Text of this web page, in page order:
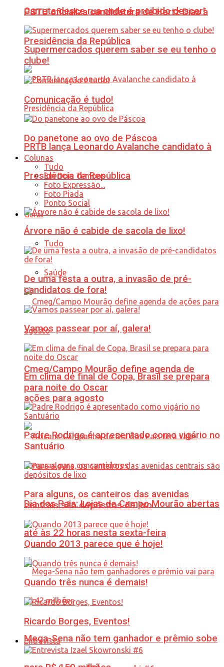
PSTU oficializa candidatura de Hertz Dias à
Presidência da República
PRTB lança Leonardo Avalanche candidato à
Presidência da República
Geral
Tudo
Saúde
Cmeg/Campo Mourão define agenda de
ações para agosto
Dia dos Pais: Lojas de Campo Mourão abertas
até às 22 horas nesta sexta-feira
Mega-Sena não tem ganhador e prêmio sobe
Carreta desce rua onde é proibido descer!
Supermercados querem saber se eu tenho o
clube!
Comunicação é tudo!
Do panetone ao ovo de Páscoa
Colunas
Tudo
Em Dois Tempos
Foto Expressão...
Foto Piada
Ponto Social
Árvore não é cabide de sacola de lixo!
De uma festa a outra, a invasão de pré-
candidatos de fora!
Vamos passear por aí, galera!
Em clima de final de Copa, Brasil se prepara
para noite do Oscar
Padre Rodrigo é apresentado como vigário no
Santuário
Para alguns, os canteiros das avenidas
centrais são depósitos de lixo
Quando 2013 parece que é hoje!
Quando três nunca é demais!
Ricardo Borges, Eventos!
Entrevista